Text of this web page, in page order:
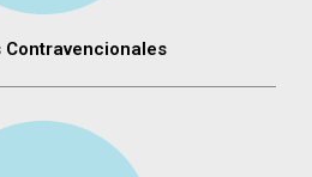
Contravencionales